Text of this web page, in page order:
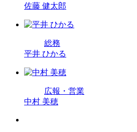
佐藤 健太郎
総務
平井 ひかる
広報・営業
中村 美穂